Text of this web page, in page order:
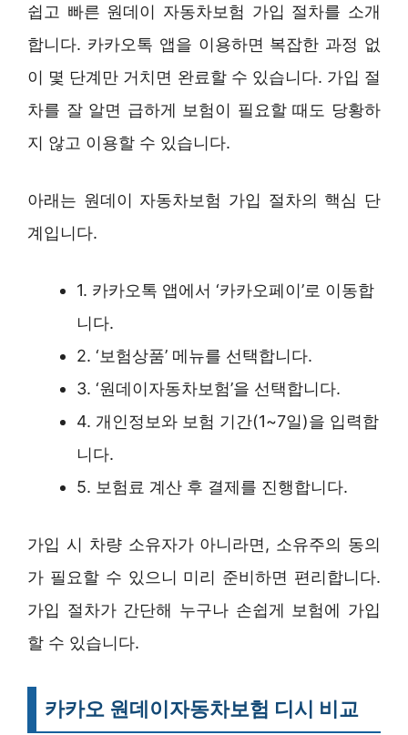
쉽고 빠른 원데이 자동차보험 가입 절차를 소개
합니다. 카카오톡 앱을 이용하면 복잡한 과정 없
이 몇 단계만 거치면 완료할 수 있습니다. 가입 절
차를 잘 알면 급하게 보험이 필요할 때도 당황하
지 않고 이용할 수 있습니다.
아래는 원데이 자동차보험 가입 절차의 핵심 단
계입니다.
1. 카카오톡 앱에서 ‘카카오페이’로 이동합
니다.
2. ‘보험상품’ 메뉴를 선택합니다.
3. ‘원데이자동차보험’을 선택합니다.
4. 개인정보와 보험 기간(1~7일)을 입력합
니다.
5. 보험료 계산 후 결제를 진행합니다.
가입 시 차량 소유자가 아니라면, 소유주의 동의
가 필요할 수 있으니 미리 준비하면 편리합니다.
가입 절차가 간단해 누구나 손쉽게 보험에 가입
할 수 있습니다.
카카오 원데이자동차보험 디시 비교